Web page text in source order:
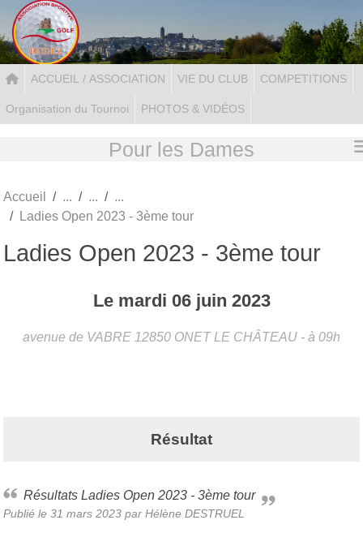
ACCUEIL / ASSOCIATION VIE DU CLUB COMPETITIONS
Organisation du Tournoi PHOTOS & VIDÉOS
Pour les Dames
Accueil
Ladies Open 2023 - 3ème tour
Ladies Open 2023 - 3ème tour
Le mardi 06 juin 2023
avenue de VABRE 12850 ONET LE CHÂTEAU - à 09h
Résultat
Résultats Ladies Open 2023 - 3ème tour
Publié le 31 mars 2023 par Hélène DESTRUEL
Panneau de gestion des cookies